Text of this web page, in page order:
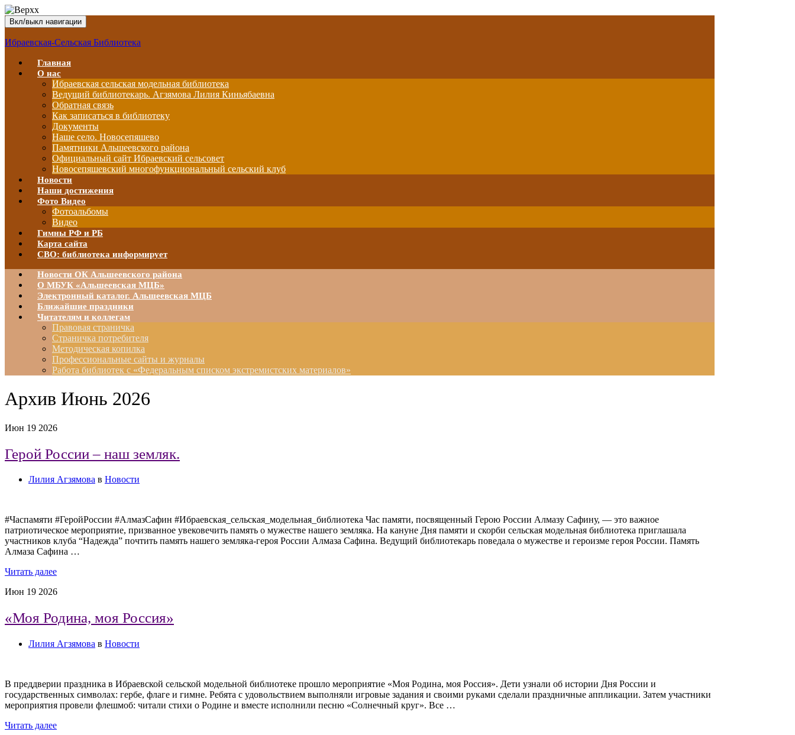
Вкл/выкл навигации
Ибраевская-Сельская Библиотека
Главная
О нас
Ибраевская сельская модельная библиотека
Ведущий библиотекарь. Агзямова Лилия Киньябаевна
Обратная связь
Как записаться в библиотеку
Документы
Наше село. Новосепяшево
Памятники Альшеевского района
Официальный сайт Ибраевский сельсовет
Новосепяшевский многофункциональный сельский клуб
Новости
Наши достижения
Фото Видео
Фотоальбомы
Видео
Гимны РФ и РБ
Карта сайта
СВО: библиотека информирует
Новости ОК Альшеевского района
О МБУК «Альшеевская МЦБ»
Электронный каталог. Альшеевская МЦБ
Ближайшие праздники
Читателям и коллегам
Правовая страничка
Страничка потребителя
Методическая копилка
Профессиональные сайты и журналы
Работа библиотек с «Федеральным списком экстремистских материалов»
Архив Июнь 2026
Июн 19 2026
Герой России – наш земляк.
Лилия Агзямова в Новости
#Часпамяти #ГеройРоссии #АлмазСафин #Ибраевская_сельская_модельная_библиотека Час памяти, посвященный Герою России Алмазу Сафину, — это важное
патриотическое мероприятие, призванное увековечить память о мужестве нашего земляка. На кануне Дня памяти и скорби сельская модельная библиотека приглашала
участников клуба “Надежда” почтить память нашего земляка-героя России Алмаза Сафина. Ведущий библиотекарь поведала о мужестве и героизме героя России. Память
Алмаза Сафина …
Читать далее
Июн 19 2026
«Моя Родина, моя Россия»
Лилия Агзямова в Новости
В преддверии праздника в Ибраевской сельской модельной библиотеке прошло мероприятие «Моя Родина, моя Россия». Дети узнали об истории Дня России и
государственных символах: гербе, флаге и гимне. Ребята с удовольствием выполняли игровые задания и своими руками сделали праздничные аппликации. Затем участники
мероприятия провели флешмоб: читали стихи о Родине и вместе исполнили песню «Солнечный круг». Все …
Читать далее